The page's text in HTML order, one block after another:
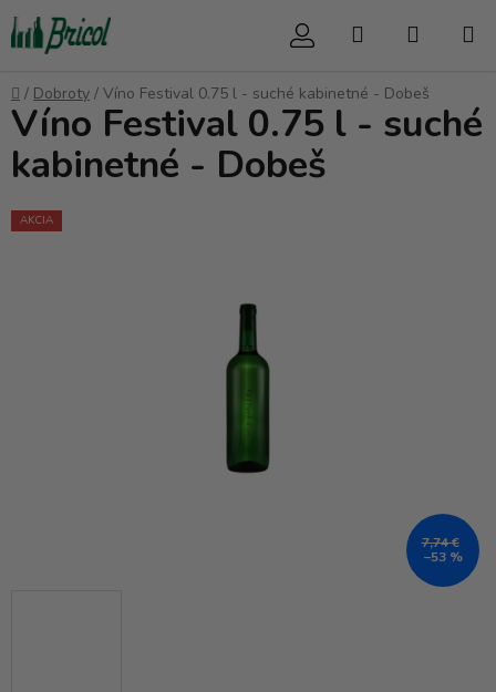
Prejsť
na
obsah
Hľadať
Domov
/ Dobroty / Víno Festival 0.75 l - suché kabinetné - Dobeš
Víno Festival 0.75 l - suché
kabinetné - Dobeš
AKCIA
7,74 €
–53 %